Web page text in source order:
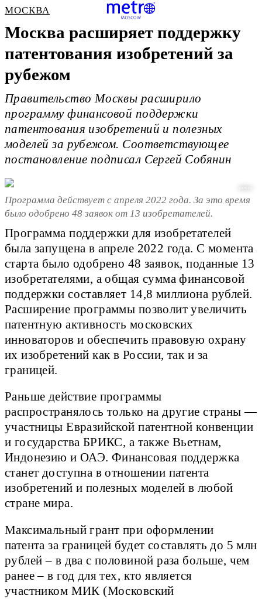
МОСКВА
Москва расширяет поддержку
патентования изобретений за
рубежом
Правительство Москвы расширило
программу финансовой поддержки
патентования изобретений и полезных
моделей за рубежом. Соответствующее
постановление подписал Сергей Собянин
Программа действует с апреля 2022 года. За это время
было одобрено 48 заявок от 13 изобретателей.
Программа поддержки для изобретателей
была запущена в апреле 2022 года. С момента
старта было одобрено 48 заявок, поданные 13
изобретателями, а общая сумма финансовой
поддержки составляет 14,8 миллиона рублей.
Расширение программы позволит увеличить
патентную активность московских
инноваторов и обеспечить правовую охрану
их изобретений как в России, так и за
границей.
Раньше действие программы
распространялось только на другие страны —
участницы Евразийской патентной конвенции
и государства БРИКС, а также Вьетнам,
Индонезию и ОАЭ. Финансовая поддержка
станет доступна в отношении патента
изобретений и полезных моделей в любой
стране мира.
Максимальный грант при оформлении
патента за границей будет составлять до 5 млн
рублей – в два с половиной раза больше, чем
ранее – в год для тех, кто является
участником МИК (Московский